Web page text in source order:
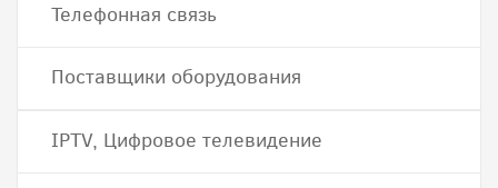
Телефонная связь
Поставщики оборудования
IPTV, Цифровое телевидение